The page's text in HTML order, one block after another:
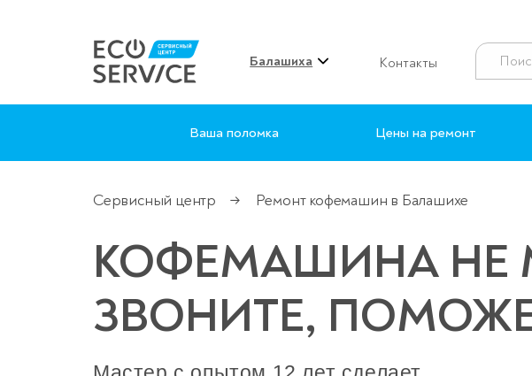
Балашиха Контакты
Ваша поломка Цены на ремонт
Сервисный центр → Ремонт кофемашин в Балашихе
КОФЕМАШИНА НЕ
ЗВОНИТЕ,